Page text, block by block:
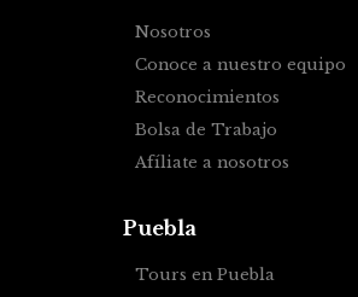
Nosotros
Conoce a nuestro equipo
Reconocimientos
Bolsa de Trabajo
Afíliate a nosotros
Puebla
Tours en Puebla